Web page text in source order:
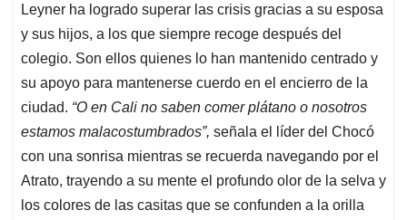
Leyner ha logrado superar las crisis gracias a su esposa
y sus hijos, a los que siempre recoge después del
colegio. Son ellos quienes lo han mantenido centrado y
su apoyo para mantenerse cuerdo en el encierro de la
ciudad. “O en Cali no saben comer plátano o nosotros
estamos malacostumbrados”, señala el líder del Chocó
con una sonrisa mientras se recuerda navegando por el
Atrato, trayendo a su mente el profundo olor de la selva y
los colores de las casitas que se confunden a la orilla